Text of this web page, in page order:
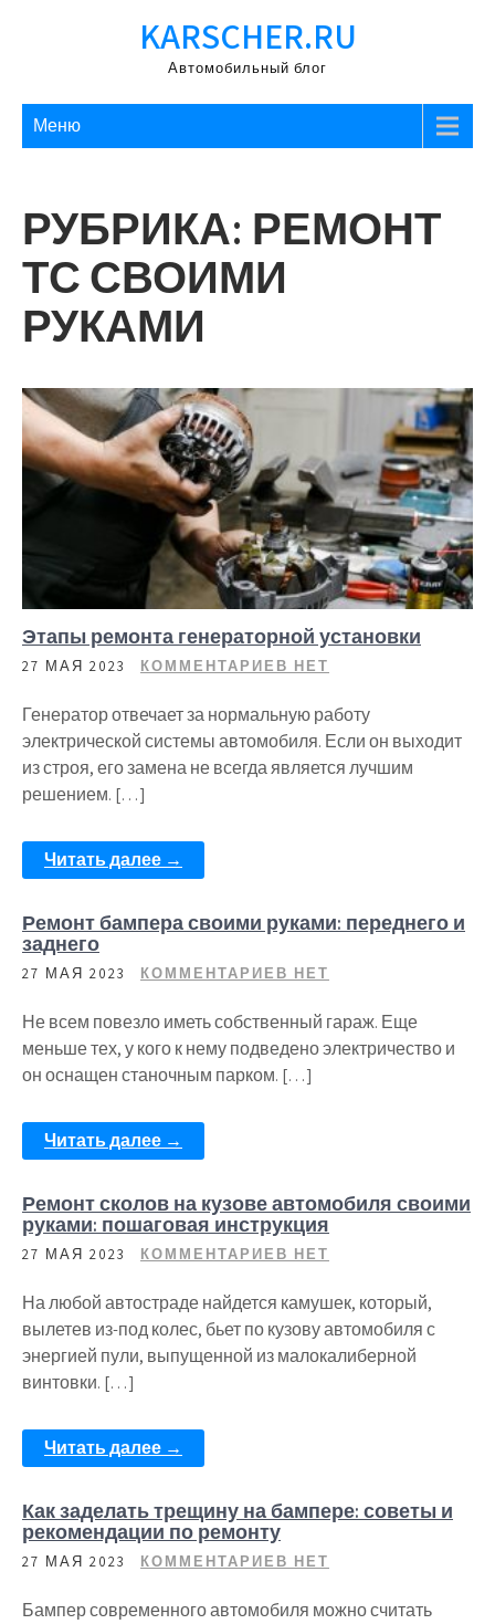
KARSCHER.RU
Автомобильный блог
Меню
РУБРИКА: РЕМОНТ
ТС СВОИМИ
РУКАМИ
Этапы ремонта генераторной установки
27 МАЯ 2023 КОММЕНТАРИЕВ НЕТ
Генератор отвечает за нормальную работу
электрической системы автомобиля. Если он выходит
из строя, его замена не всегда является лучшим
решением. […]
Читать далее →
Ремонт бампера своими руками: переднего и
заднего
27 МАЯ 2023 КОММЕНТАРИЕВ НЕТ
Не всем повезло иметь собственный гараж. Еще
меньше тех, у кого к нему подведено электричество и
он оснащен станочным парком. […]
Читать далее →
Ремонт сколов на кузове автомобиля своими
руками: пошаговая инструкция
27 МАЯ 2023 КОММЕНТАРИЕВ НЕТ
На любой автостраде найдется камушек, который,
вылетев из-под колес, бьет по кузову автомобиля с
энергией пули, выпущенной из малокалиберной
винтовки. […]
Читать далее →
Как заделать трещину на бампере: советы и
рекомендации по ремонту
27 МАЯ 2023 КОММЕНТАРИЕВ НЕТ
Бампер современного автомобиля можно считать